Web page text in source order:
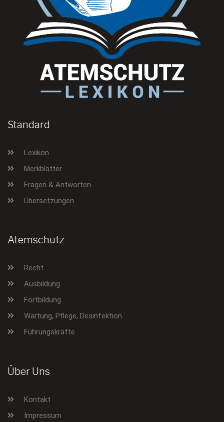
Standard
Lexikon
Merkblätter
Fragen & Antworten
Übersetzungen
Atemschutz
Recht
Ausbildung
Fortbildung
Wartung, Pflege, Desinfektion
Führungskräfte
Über Uns
Kontakt
Impressum